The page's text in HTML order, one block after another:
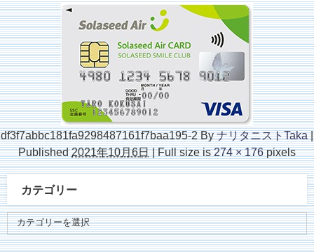
df3f7abbc181fa9298487161f7baa195-2 By ナリタニストTaka |
Published 2021年10月6日 |Full size is274 × 176pixels
カテゴリー